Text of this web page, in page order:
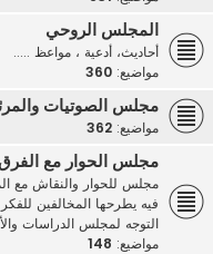
المجلس الروحي
أحاديث، أدعية ، مواعظ .....
مواضيع: 360
مجلس الصوتيات
مواضيع: 362
مجلس الحوار مع الفرق
مجلس للحوار والنقاش مع
فيه يطرحها المخالفين
التوجه لمجلس الدراسات
مواضيع: 148